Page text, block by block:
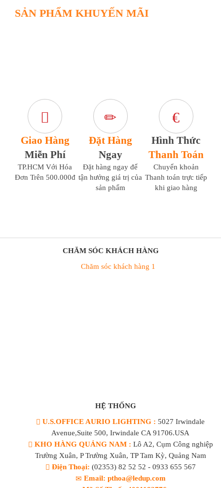
SẢN PHẨM KHUYẾN MÃI
Giao Hàng
Miễn Phí
TP.HCM Với Hóa
Đơn Trên 500.000đ
Đặt Hàng
Ngay
Đặt hàng ngay để
tận hưởng giá trị của
sản phẩm
Hình Thức
Thanh Toán
Chuyển khoản
Thanh toán trực tiếp
khi giao hàng
CHĂM SÓC KHÁCH HÀNG
Chăm sóc khách hàng 1
HỆ THỐNG
U.S.OFFICE AURIO LIGHTING : 5027 Irwindale
Avenue,Suite 500, Irwindale CA 91706.USA
KHO HÀNG QUẢNG NAM : Lô A2, Cụm Công nghiệp
Trường Xuân, P Trường Xuân, TP Tam Kỳ, Quảng Nam
Điện Thoại: (02353) 82 52 52 - 0933 655 567
Email: pthoa@ledup.com